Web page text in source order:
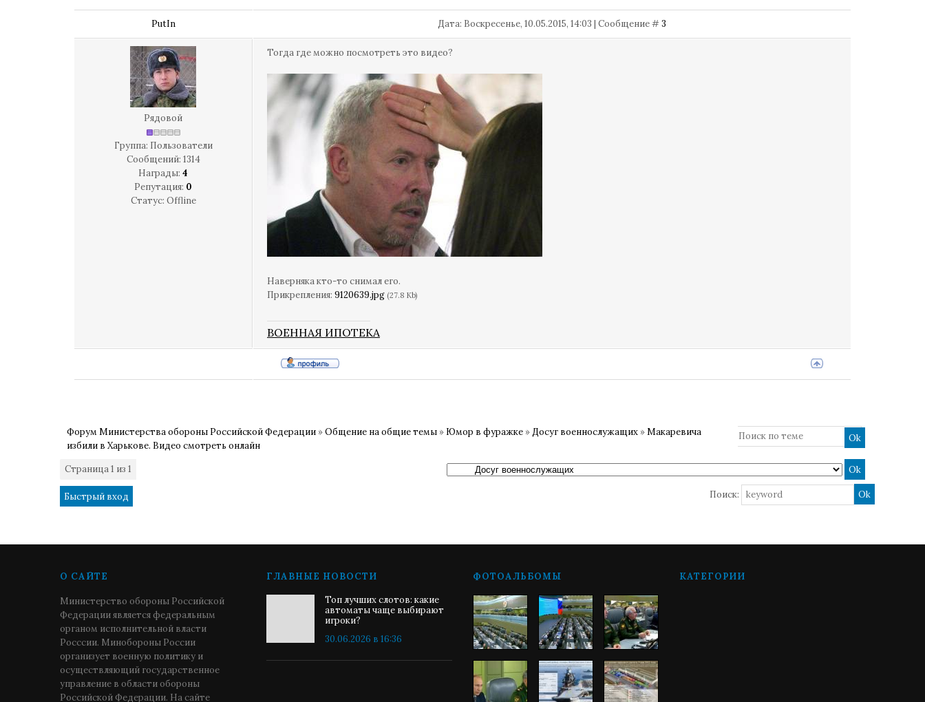
PutIn Дата: Воскресенье, 10.05.2015, 14:03 | Сообщение #3
Рядовой
Группа: Пользователи
Сообщений: 1314
Награды: 4
Репутация: 0
Статус: Offline
Тогда где можно посмотреть это видео?
Наверняка кто-то снимал его.
Прикрепления: 9120639.jpg (27.8 Kb)
ВОЕННАЯ ИПОТЕКА
Форум Министерства обороны Российской Федерации »Общение на общие темы » Юмор в фуражке »Досуг военнослужащих »Макаревича
избили в Харькове. Видео смотреть онлайн
Страница1 из 1
Поиск:
О САЙТЕ
Министерство обороны Российской
Федерации является федеральным
органом исполнительной власти
Росссии. Минобороны России
организует военную политику и
осуществляющий государственное
управление в области обороны
Российской Федерации. На сайте
ГЛАВНЫЕ НОВОСТИ
Топ лучших слотов: какие
автоматы чаще выбирают
игроки?
30.06.2026 в 16:36
ФОТОАЛЬБОМЫ КАТЕГОРИИ